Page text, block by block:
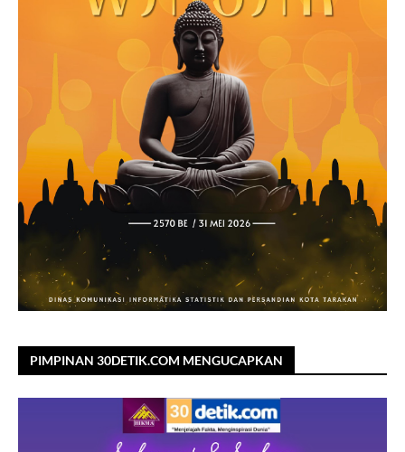
PIMPINAN 30DETIK.COM MENGUCAPKAN